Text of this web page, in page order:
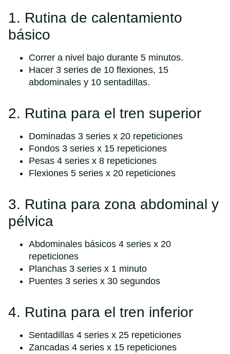
1. Rutina de calentamiento
básico
Correr a nivel bajo durante 5 minutos.
Hacer 3 series de 10 flexiones, 15
abdominales y 10 sentadillas.
2. Rutina para el tren superior
Dominadas 3 series x 20 repeticiones
Fondos 3 series x 15 repeticiones
Pesas 4 series x 8 repeticiones
Flexiones 5 series x 20 repeticiones
3. Rutina para zona abdominal y
pélvica
Abdominales básicos 4 series x 20
repeticiones
Planchas 3 series x 1 minuto
Puentes 3 series x 30 segundos
4. Rutina para el tren inferior
Sentadillas 4 series x 25 repeticiones
Zancadas 4 series x 15 repeticiones